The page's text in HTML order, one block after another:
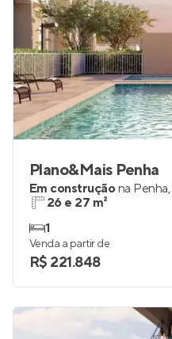
Plano&Mais Penha
Em construçãona Penha,
26 e 27 m²
1
Venda a partir de
R$ 221.848